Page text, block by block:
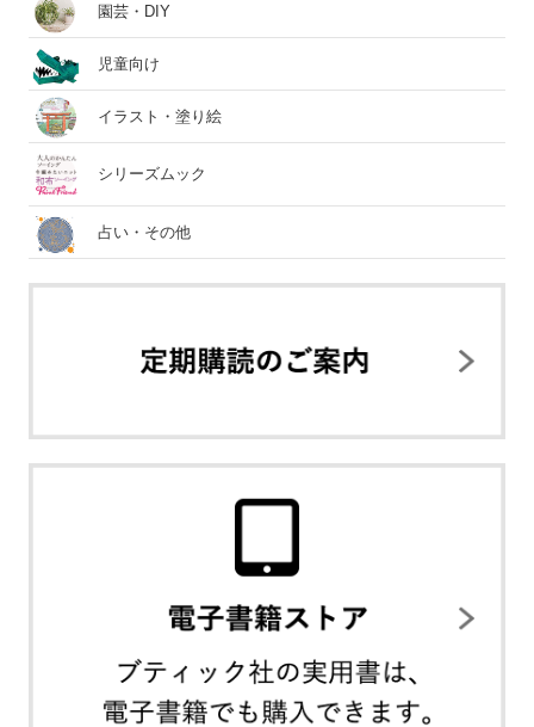
園芸・DIY
児童向け
イラスト・塗り絵
シリーズムック
占い・その他